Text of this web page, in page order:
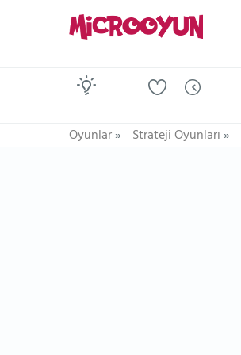
Oyunlar» Strateji Oyunları»